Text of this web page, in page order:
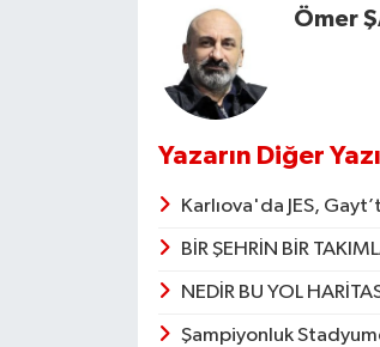
Ömer
Yazarın Diğer
Karlıova'da JES,
BİR ŞEHRİN BİR
NEDİR BU YOL
Şampiyonluk